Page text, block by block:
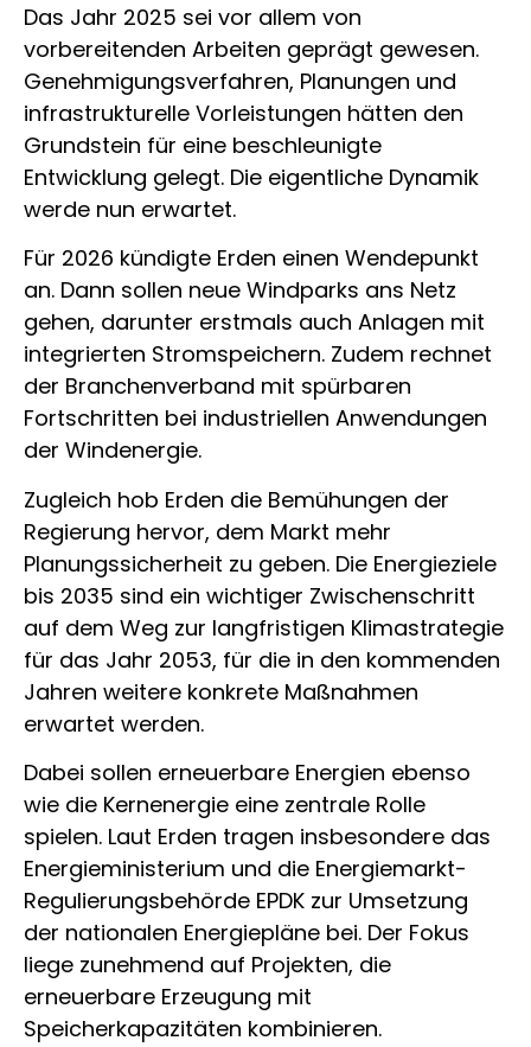
Das Jahr 2025 sei vor allem von
vorbereitenden Arbeiten geprägt gewesen.
Genehmigungsverfahren, Planungen und
infrastrukturelle Vorleistungen hätten den
Grundstein für eine beschleunigte
Entwicklung gelegt. Die eigentliche Dynamik
werde nun erwartet.
Für 2026 kündigte Erden einen Wendepunkt
an. Dann sollen neue Windparks ans Netz
gehen, darunter erstmals auch Anlagen mit
integrierten Stromspeichern. Zudem rechnet
der Branchenverband mit spürbaren
Fortschritten bei industriellen Anwendungen
der Windenergie.
Zugleich hob Erden die Bemühungen der
Regierung hervor, dem Markt mehr
Planungssicherheit zu geben. Die Energieziele
bis 2035 sind ein wichtiger Zwischenschritt
auf dem Weg zur langfristigen Klimastrategie
für das Jahr 2053, für die in den kommenden
Jahren weitere konkrete Maßnahmen
erwartet werden.
Dabei sollen erneuerbare Energien ebenso
wie die Kernenergie eine zentrale Rolle
spielen. Laut Erden tragen insbesondere das
Energieministerium und die Energiemarkt-
Regulierungsbehörde EPDK zur Umsetzung
der nationalen Energiepläne bei. Der Fokus
liege zunehmend auf Projekten, die
erneuerbare Erzeugung mit
Speicherkapazitäten kombinieren.